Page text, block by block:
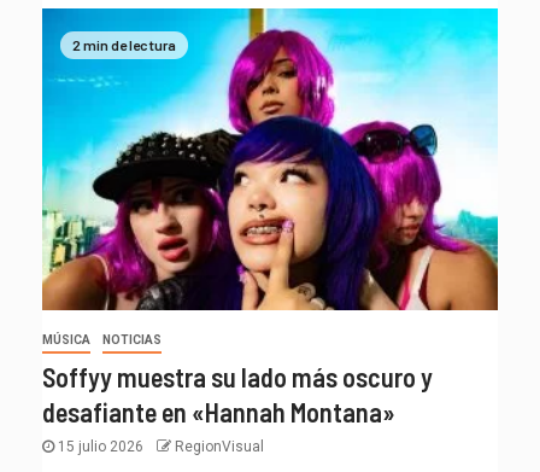
2 min de lectura
MÚSICA NOTICIAS
Soffyy muestra su lado más oscuro y
desafiante en «Hannah Montana»
15 julio 2026 RegionVisual